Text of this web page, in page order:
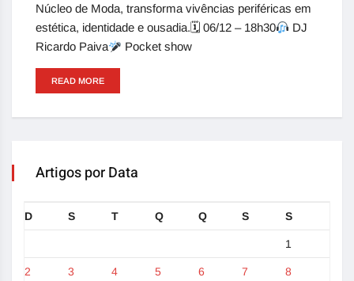
Núcleo de Moda, transforma vivências periféricas em
estética, identidade e ousadia.🗓 06/12 – 18h30
DJ
Ricardo Paiva
Pocket show
READ MORE
Artigos por Data
D S T Q Q S S
1
2 3 4 5 6 7 8